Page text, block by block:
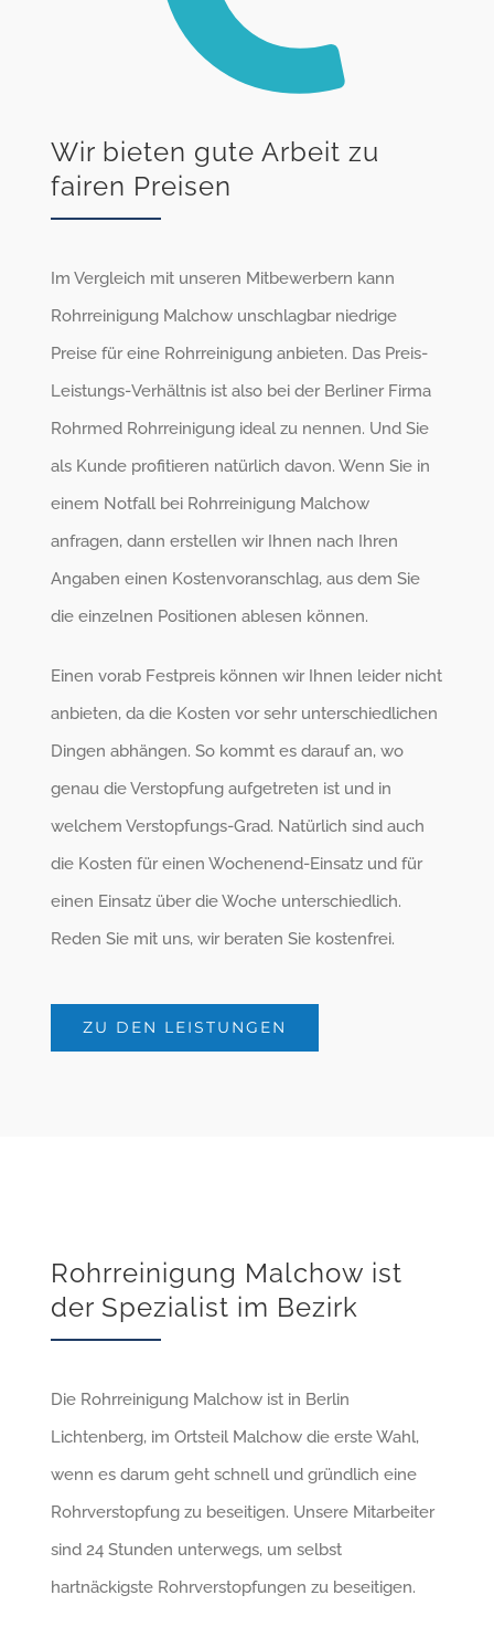
Wir bieten gute Arbeit zu
fairen Preisen
Im Vergleich mit unseren Mitbewerbern kann
Rohrreinigung Malchow unschlagbar niedrige
Preise für eine Rohrreinigung anbieten. Das Preis-
Leistungs-Verhältnis ist also bei der Berliner Firma
Rohrmed Rohrreinigung ideal zu nennen. Und Sie
als Kunde profitieren natürlich davon. Wenn Sie in
einem Notfall bei Rohrreinigung Malchow
anfragen, dann erstellen wir Ihnen nach Ihren
Angaben einen Kostenvoranschlag, aus dem Sie
die einzelnen Positionen ablesen können.
Einen vorab Festpreis können wir Ihnen leider nicht
anbieten, da die Kosten vor sehr unterschiedlichen
Dingen abhängen. So kommt es darauf an, wo
genau die Verstopfung aufgetreten ist und in
welchem Verstopfungs-Grad. Natürlich sind auch
die Kosten für einen Wochenend-Einsatz und für
einen Einsatz über die Woche unterschiedlich.
Reden Sie mit uns, wir beraten Sie kostenfrei.
ZU DEN LEISTUNGEN
Rohrreinigung Malchow ist
der Spezialist im Bezirk
Die Rohrreinigung Malchow ist in Berlin
Lichtenberg, im Ortsteil Malchow die erste Wahl,
wenn es darum geht schnell und gründlich eine
Rohrverstopfung zu beseitigen. Unsere Mitarbeiter
sind 24 Stunden unterwegs, um selbst
hartnäckigste Rohrverstopfungen zu beseitigen.